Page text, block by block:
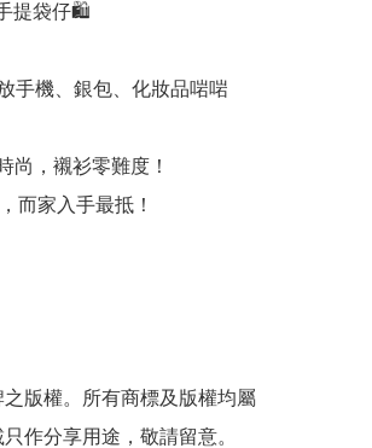
提袋仔🛍️
手機、銀包、化妝品啱啱
尚，襯衫零難度！
而家入手最抵！
版權。所有商標及版權均屬
作分享用途，敬請留意。